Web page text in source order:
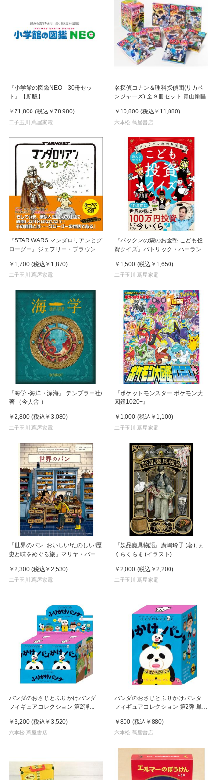
『小学館の図鑑NEO 30冊セッ
ト』【新版】
￥71,800 (税込 ￥78,980)
二子玉川 蔦屋家電
名探偵コナン＆理科探偵団(リカベ
ンジャーズ) 全９冊セット 青山剛昌
￥10,800 (税込 ￥11,880)
六本松 蔦屋書店
『STAR WARS マンダロリアンとグ
ローグー』ジェフリー・ブラウン
出版
￥1,700 (税込 ￥1,870)
二子玉川 蔦屋家電
『パックンの森のお金塾 こども投
資クイズ』パトリック・ハーラン
￥1,500 (税込 ￥1,650)
二子玉川 蔦屋家電
『海学 -海洋・深海』 テンプラー社/
著 （今人舎 ）
￥2,800 (税込 ￥3,080)
二子玉川 蔦屋家電
『ポケットモンスター ポケモン大
図鑑1020+』
￥1,000 (税込 ￥1,100)
二子玉川 蔦屋家電
『世界のパン: おいしい!たのしい!歴
史と味をめぐる旅』マリヤ・バーハ
ラスト), 岡根谷 実里 (翻訳)
￥2,300 (税込 ￥2,530)
二子玉川 蔦屋家電
『妖品魔具物語』廣嶋玲子 (著), ま
くらくらま (イラスト)
￥2,000 (税込 ￥2,200)
二子玉川 蔦屋家電
パンダのおさじとふりかけパンダ
フィギュアコレクション 第2弾
￥3,200 (税込 ￥3,520)
六本松 蔦屋書店
パンダのおさじとふりかけパンダ
フィギュアコレクション 第2弾 単品
￥800 (税込 ￥880)
六本松 蔦屋書店